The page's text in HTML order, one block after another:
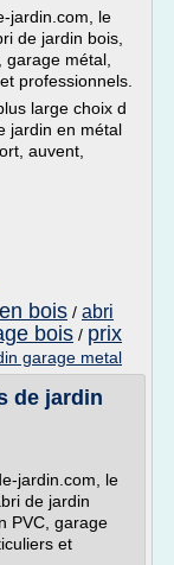
jardin.com, le
de jardin bois,
métal,
professionnels.
large choix d
jardin en métal
auvent,
bois / abri
bois / prix
garage metal
de jardin
jardin.com, le
de jardin
PVC, garage
et